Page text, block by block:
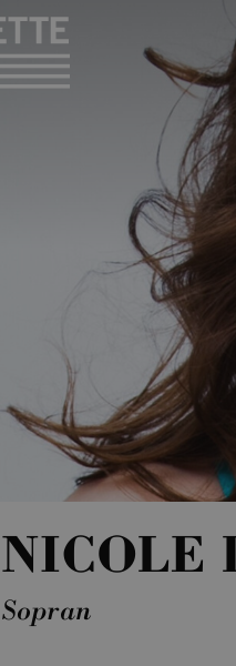
NICOLE
Sopran